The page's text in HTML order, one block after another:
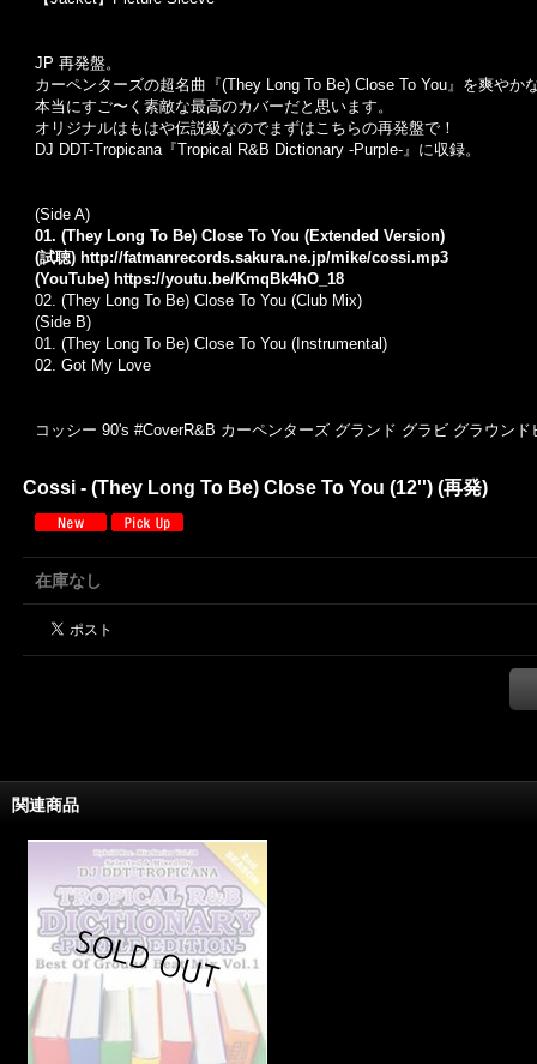
JP 再発盤。
カーペンターズの超名曲『(They Long To Be) Close To You』を爽や
本当にすご〜く素敵な最高のカバーだと思います。
オリジナルはもはや伝説級なのでまずはこちらの再発盤で！
DJ DDT-Tropicana『Tropical R&B Dictionary -Purple-』に収録。
(Side A)
01. (They Long To Be) Close To You (Extended Version)
(試聴) http://fatmanrecords.sakura.ne.jp/mike/cossi.mp3
(YouTube) https://youtu.be/KmqBk4hO_18
02. (They Long To Be) Close To You (Club Mix)
(Side B)
01. (They Long To Be) Close To You (Instrumental)
02. Got My Love
コッシー 90's #CoverR&B カーペンターズ グランド グラビ グラウンド
Cossi - (They Long To Be) Close To You (12'') (再発)
在庫なし
関連商品